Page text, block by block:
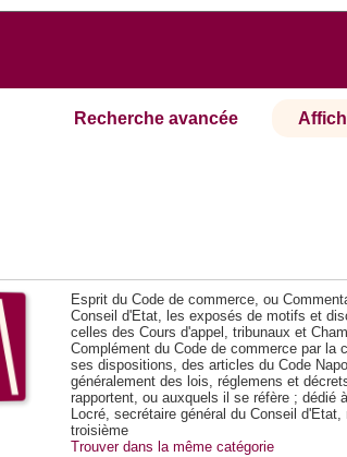
Recherche avancée
Esprit du Code de commerce, ou
Conseil d'Etat, les exposés de motifs et
celles des Cours d'appel, tribunaux et
Complément du Code de commerce par la
ses dispositions, des articles du Code
généralement des lois, réglemens et
rapportent, ou auxquels il se réfère ; dédié
Locré, secrétaire général du Conseil
troisième
Trouver dans la même catégorie